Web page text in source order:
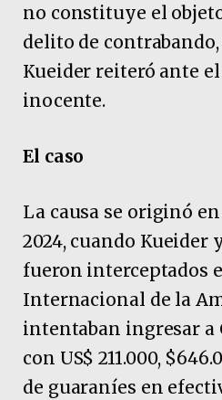
no constituye el
delito de
Kueider reiteró ante
inocente.
El caso
La causa se originó
2024, cuando Kueider
fueron interceptados
Internacional de la
intentaban ingresar a
con US$ 211.000,
de guaraníes en